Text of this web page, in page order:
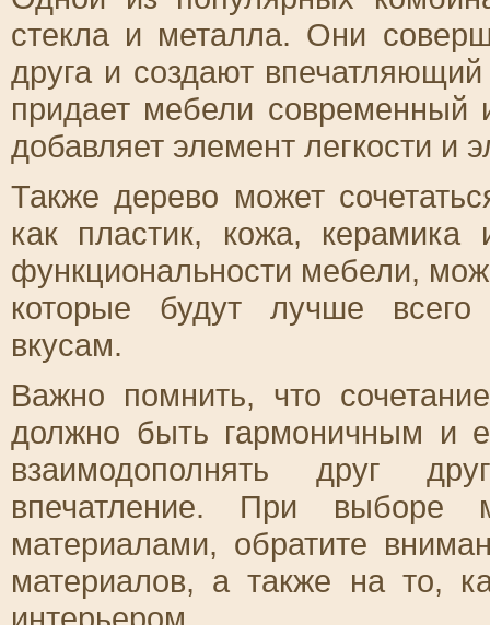
стекла и металла. Они
друга и создают
придает мебели современный
добавляет элемент легкости и
Также дерево может
как пластик, кожа,
функциональности мебели,
которые будут лучше всего
вкусам.
Важно помнить, что
должно быть гармоничным и
взаимодополнять друг
впечатление. При
материалами, обратите
материалов, а также на то,
интерьером.